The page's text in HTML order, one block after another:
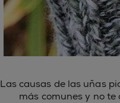
Las causas de las uñas
más comunes y no